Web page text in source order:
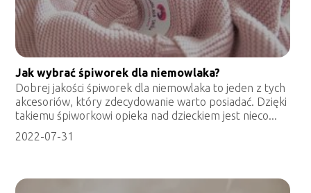
Jak wybrać śpiworek dla niemowlaka?
Dobrej jakości śpiworek dla niemowlaka to jeden z tych
akcesoriów, który zdecydowanie warto posiadać. Dzięki
takiemu śpiworkowi opieka nad dzieckiem jest nieco...
2022-07-31